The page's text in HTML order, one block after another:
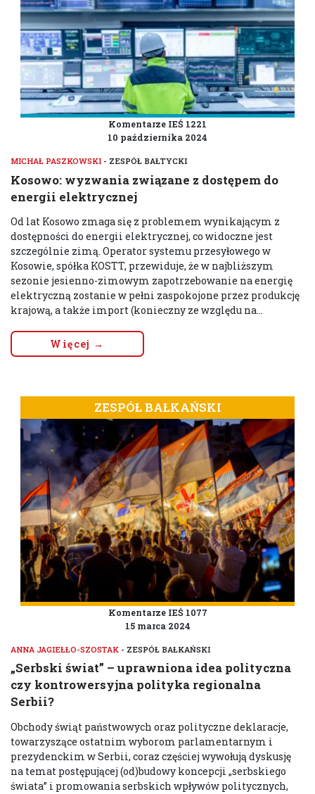
Komentarze IEŚ 1221
10 października 2024
MICHAŁ PASZKOWSKI - ZESPÓŁ BAŁTYCKI
Kosowo: wyzwania związane z dostępem do
energii elektrycznej
Od lat Kosowo zmaga się z problemem wynikającym z
dostępności do energii elektrycznej, co widoczne jest
szczególnie zimą. Operator systemu przesyłowego w
Kosowie, spółka KOSTT, przewiduje, że w najbliższym
sezonie jesienno-zimowym zapotrzebowanie na energię
elektryczną zostanie w pełni zaspokojone przez produkcję
krajową, a także import (konieczny ze względu na...
Więcej →
ZESPÓŁ BAŁKAŃSKI
Komentarze IEŚ 1077
15 marca 2024
ANNA JAGIEŁŁO-SZOSTAK - ZESPÓŁ BAŁKAŃSKI
„Serbski świat” – uprawniona idea polityczna
czy kontrowersyjna polityka regionalna
Serbii?
Obchody świąt państwowych oraz polityczne deklaracje,
towarzyszące ostatnim wyborom parlamentarnym i
prezydenckim w Serbii, coraz częściej wywołują dyskusję
na temat postępującej (od)budowy koncepcji „serbskiego
świata” i promowania serbskich wpływów politycznych,